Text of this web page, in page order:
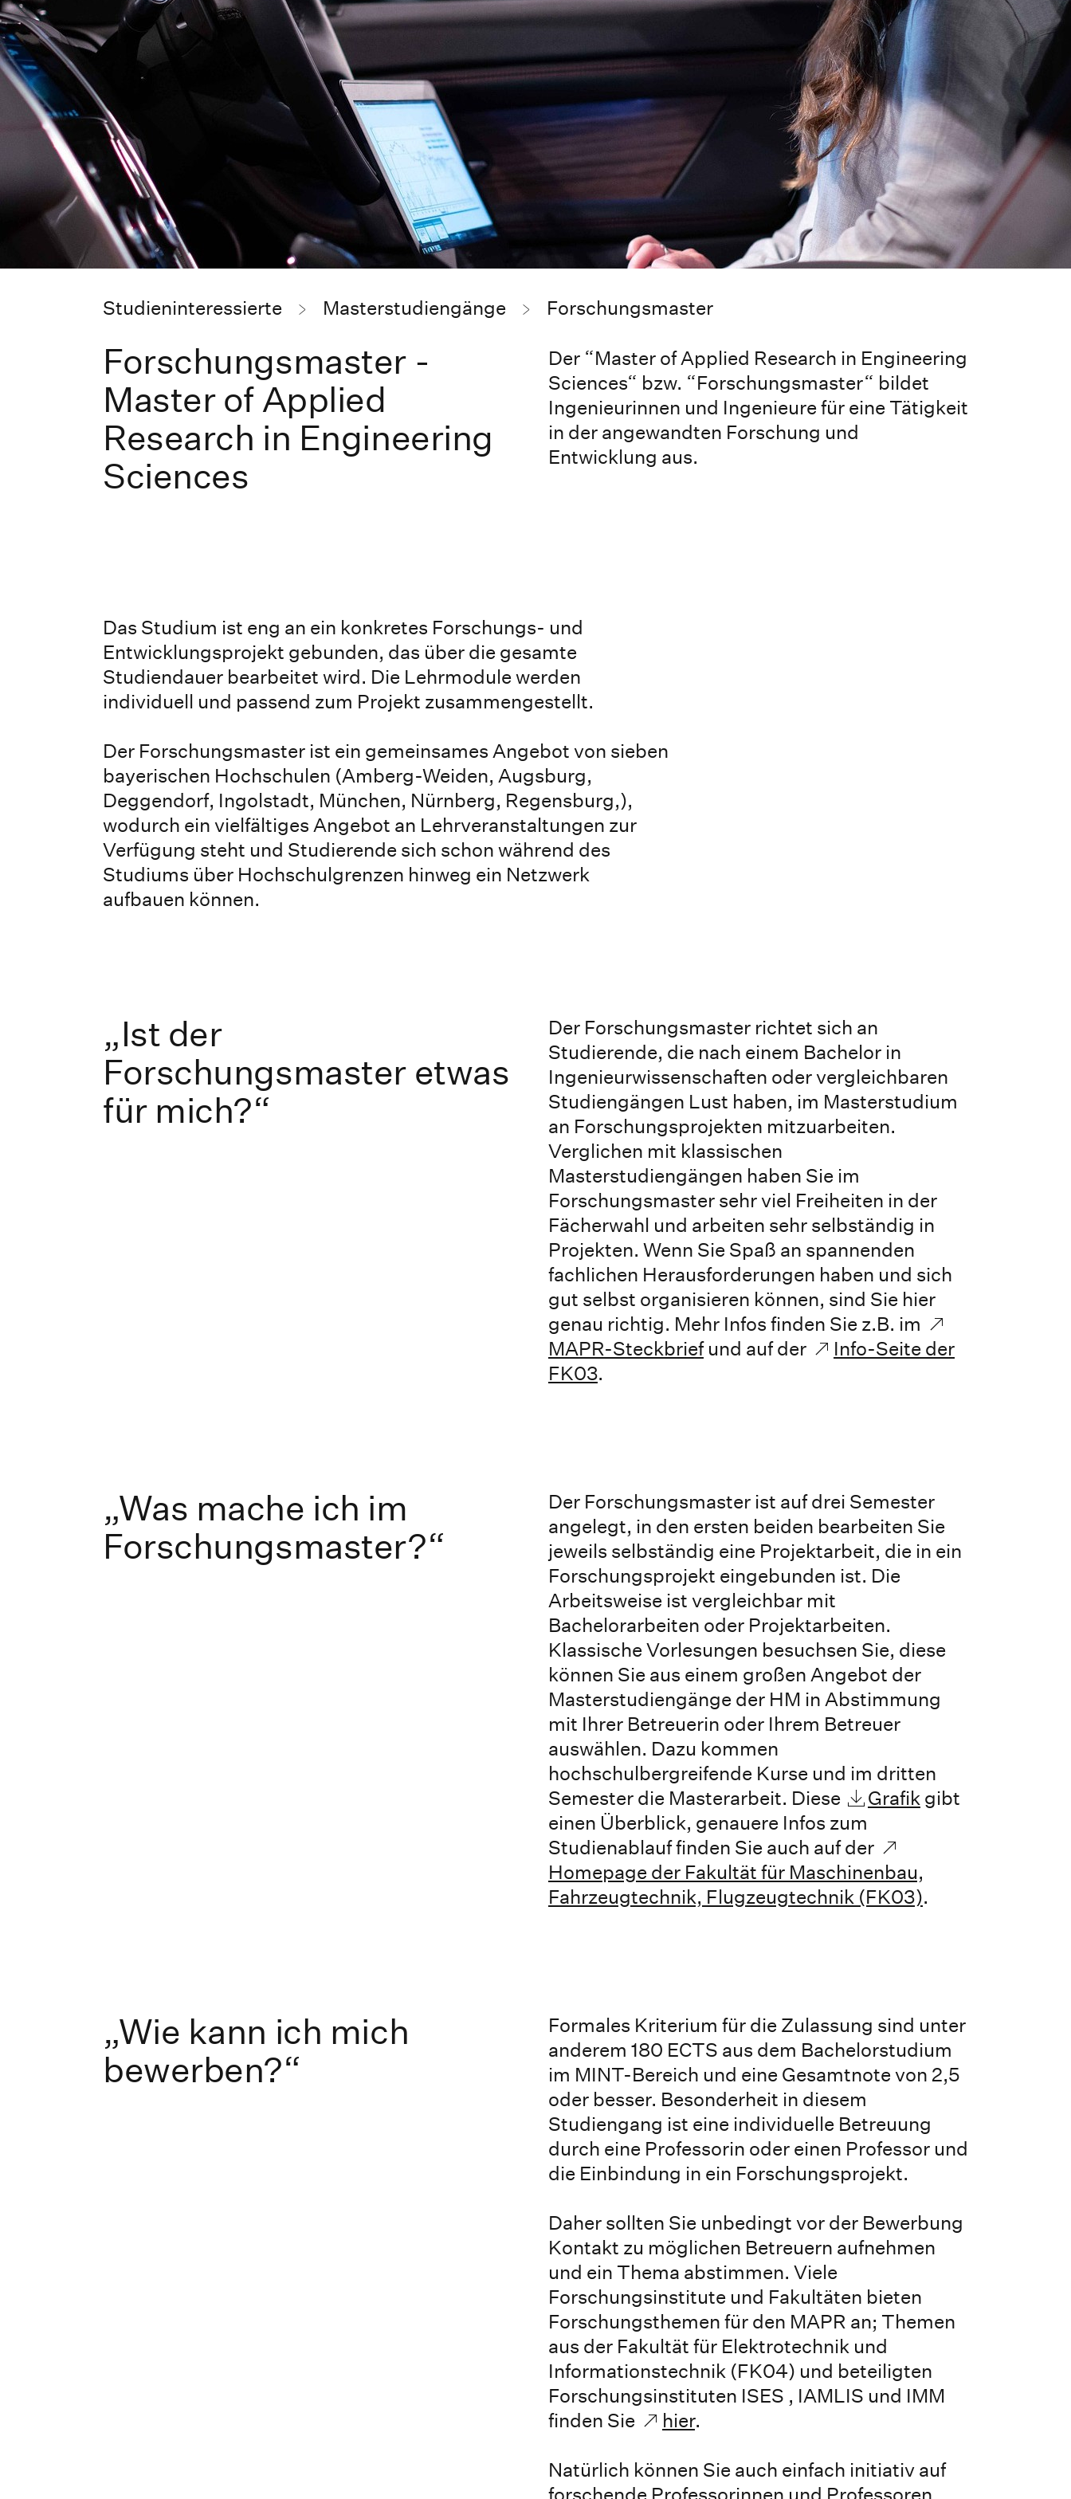
Studieninteressierte Masterstudiengänge Forschungsmaster
Forschungsmaster -
Master of Applied
Research in Engineering
Sciences
Der “Master of Applied Research in Engineering
Sciences“ bzw. “Forschungsmaster“ bildet
Ingenieurinnen und Ingenieure für eine Tätigkeit
in der angewandten Forschung und
Entwicklung aus.
Das Studium ist eng an ein konkretes Forschungs- und
Entwicklungsprojekt gebunden, das über die gesamte
Studiendauer bearbeitet wird. Die Lehrmodule werden
individuell und passend zum Projekt zusammengestellt.
Der Forschungsmaster ist ein gemeinsames Angebot von sieben
bayerischen Hochschulen (Amberg-Weiden, Augsburg,
Deggendorf, Ingolstadt, München, Nürnberg, Regensburg,),
wodurch ein vielfältiges Angebot an Lehrveranstaltungen zur
Verfügung steht und Studierende sich schon während des
Studiums über Hochschulgrenzen hinweg ein Netzwerk
aufbauen können.
„Ist der
Forschungsmaster etwas
für mich?“
Der Forschungsmaster richtet sich an
Studierende, die nach einem Bachelor in
Ingenieurwissenschaften oder vergleichbaren
Studiengängen Lust haben, im Masterstudium
an Forschungsprojekten mitzuarbeiten.
Verglichen mit klassischen
Masterstudiengängen haben Sie im
Forschungsmaster sehr viel Freiheiten in der
Fächerwahl und arbeiten sehr selbständig in
Projekten. Wenn Sie Spaß an spannenden
fachlichen Herausforderungen haben und sich
gut selbst organisieren können, sind Sie hier
genau richtig. Mehr Infos finden Sie z.B. im
MAPR-Steckbriefund auf der
Info-Seite der
FK03.
„Was mache ich im
Forschungsmaster?“
Der Forschungsmaster ist auf drei Semester
angelegt, in den ersten beiden bearbeiten Sie
jeweils selbständig eine Projektarbeit, die in ein
Forschungsprojekt eingebunden ist. Die
Arbeitsweise ist vergleichbar mit
Bachelorarbeiten oder Projektarbeiten.
Klassische Vorlesungen besuchsen Sie, diese
können Sie aus einem großen Angebot der
Masterstudiengänge der HM in Abstimmung
mit Ihrer Betreuerin oder Ihrem Betreuer
auswählen. Dazu kommen
hochschulbergreifende Kurse und im dritten
Semester die Masterarbeit. Diese
Grafik gibt
einen Überblick, genauere Infos zum
Studienablauf finden Sie auch auf der
Homepage der Fakultät für Maschinenbau,
Fahrzeugtechnik, Flugzeugtechnik (FK03).
„Wie kann ich mich
bewerben?“
Formales Kriterium für die Zulassung sind unter
anderem 180 ECTS aus dem Bachelorstudium
im MINT-Bereich und eine Gesamtnote von 2,5
oder besser. Besonderheit in diesem
Studiengang ist eine individuelle Betreuung
durch eine Professorin oder einen Professor und
die Einbindung in ein Forschungsprojekt.
Daher sollten Sie unbedingt vor der Bewerbung
Kontakt zu möglichen Betreuern aufnehmen
und ein Thema abstimmen. Viele
Forschungsinstitute und Fakultäten bieten
Forschungsthemen für den MAPR an; Themen
aus der Fakultät für Elektrotechnik und
Informationstechnik (FK04) und beteiligten
Forschungsinstituten ISES , IAMLIS und IMM
finden Sie
hier.
Natürlich können Sie auch einfach initiativ auf
forschende Professorinnen und Professoren